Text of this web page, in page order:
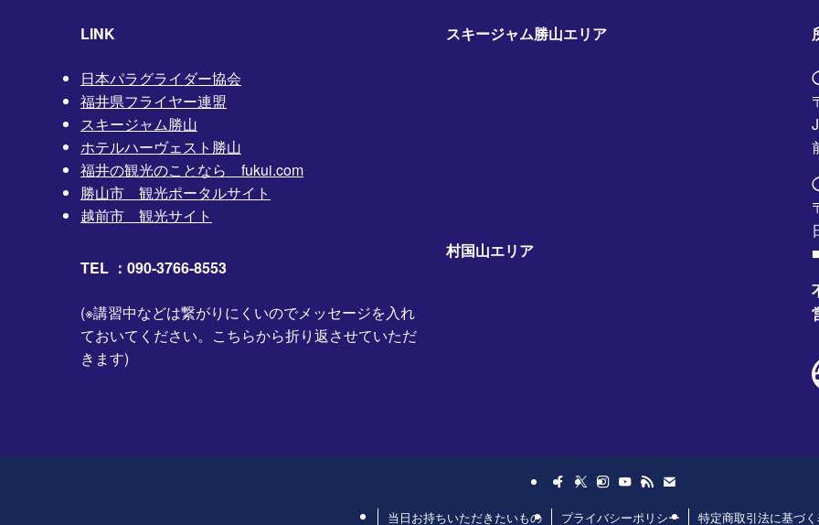
LINK
日本パラグライダー協会
福井県フライヤー連盟
スキージャム勝山
ホテルハーヴェスト勝山
福井の観光のことなら fukui.com
勝山市 観光ポータルサイト
越前市 観光サイト
TEL ：090-3766-8553
(※講習中などは繋がりにくいのでメッセージを入れ
ておいてください。こちらから折り返させていただ
きます)
スキージャム勝山エリア
村国山エリア
当日お持ちいただきたいもの プライバシーポリシー 特定商取引法に基づ